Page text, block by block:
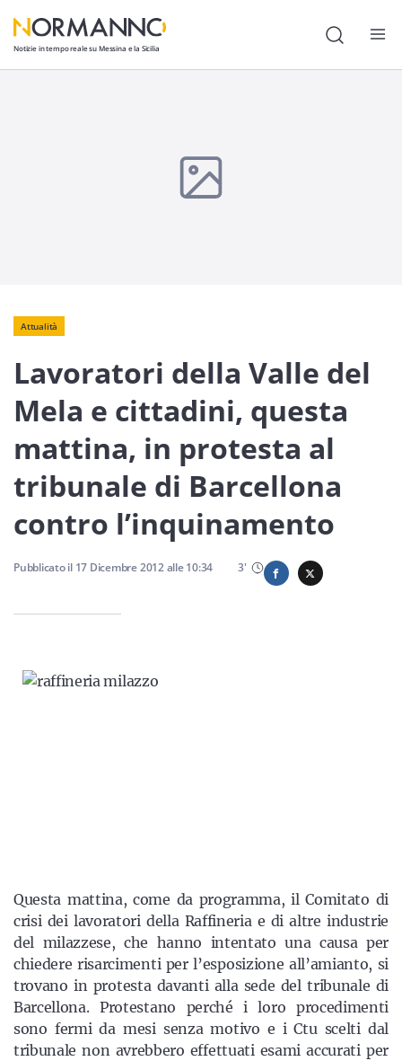
Notizie in tempo reale su Messina e la Sicilia
Economia
Sport
Sicilia
Servizi
nostra newsletter
Attualità
Lavoratori della Valle del
Mela e cittadini, questa
mattina, in protesta al
tribunale di Barcellona
contro l’inquinamento
Pubblicato il 17 Dicembre 2012alle10:34 3'
Questa mattina, come da programma, il Comitato di
crisi dei lavoratori della Raffineria e di altre industrie
del milazzese, che hanno intentato una causa per
chiedere risarcimenti per l’esposizione all’amianto, si
trovano in protesta davanti alla sede del tribunale di
Barcellona. Protestano perché i loro procedimenti
sono fermi da mesi senza motivo e i Ctu scelti dal
tribunale non avrebbero effettuati esami accurati per